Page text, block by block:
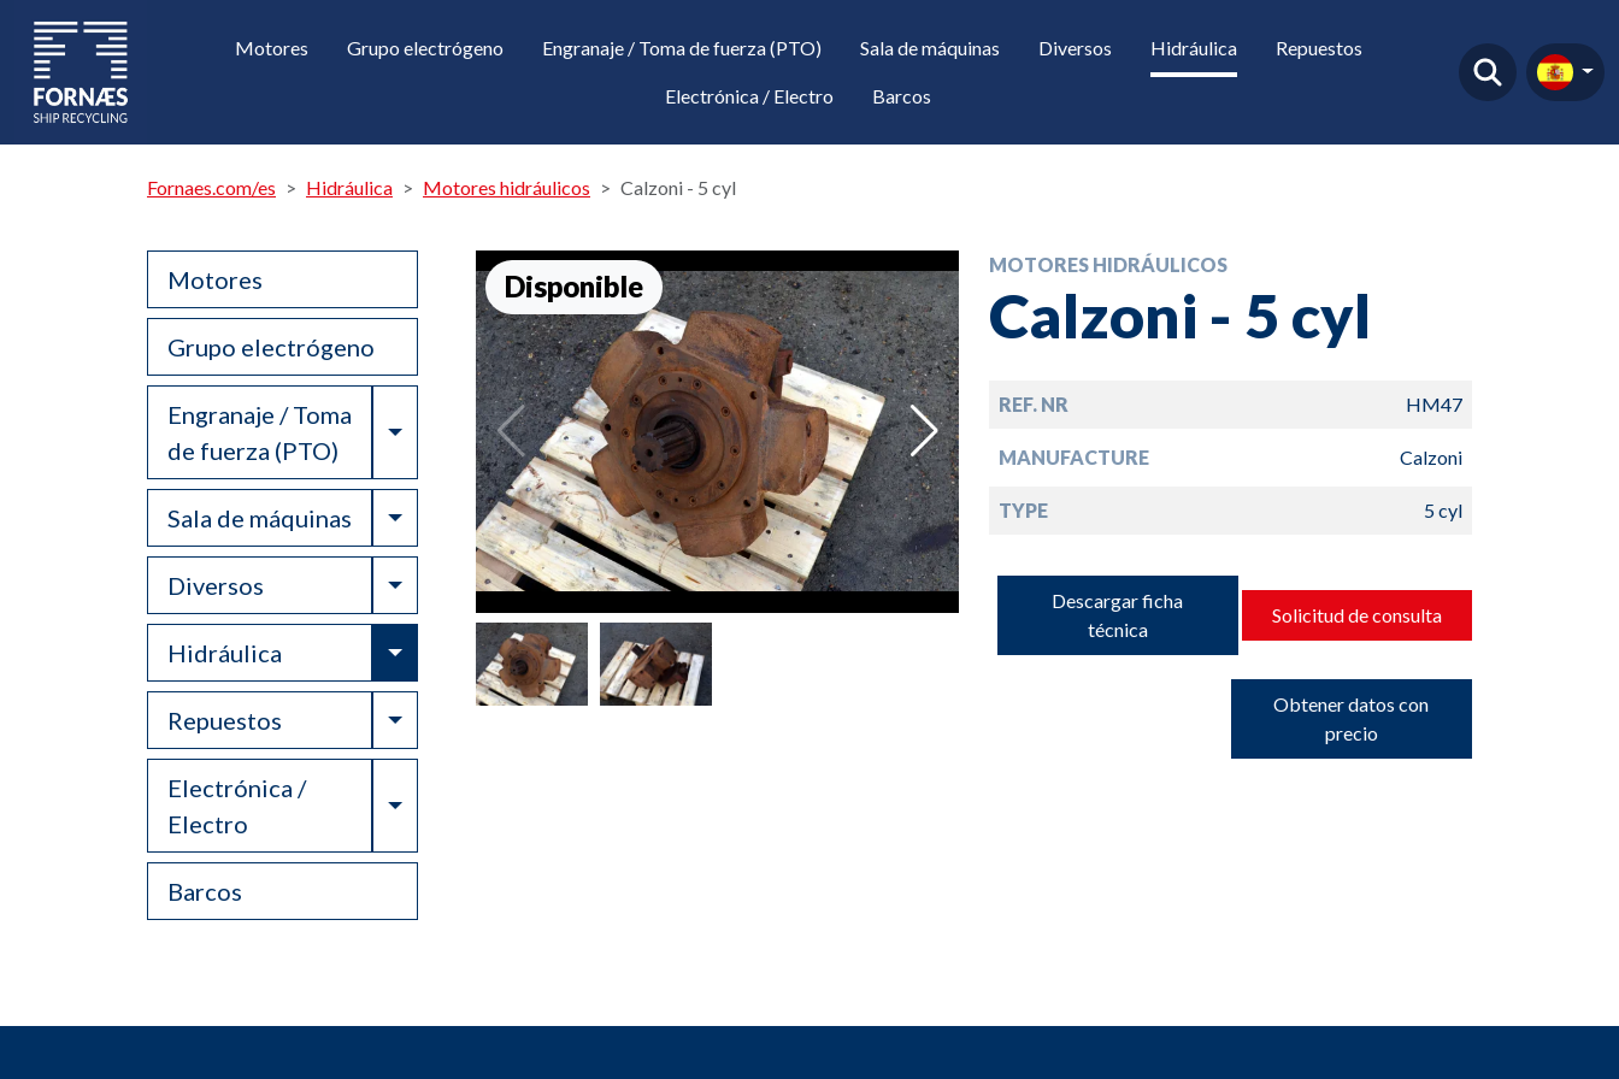
Motores Grupo electrógeno Engranaje / Toma de fuerza (PTO) Sala de máquinas Diversos Hidráulica Repuestos
Electrónica / Electro Barcos
Fornaes.com/es Hidráulica Motores hidráulicos Calzoni - 5 cyl
Motores
Grupo electrógeno
Engranaje / Toma
de fuerza (PTO)
Toggle Dropdown
Sala de máquinas Toggle Dropdown
Diversos Toggle Dropdown
Hidráulica Toggle Dropdown
Repuestos Toggle Dropdown
Electrónica /
Electro
Toggle Dropdown
Barcos
Disponible
MOTORES HIDRÁULICOS
Calzoni - 5 cyl
REF. NR HM47
MANUFACTURE Calzoni
TYPE 5 cyl
Descargar ficha
técnica
Solicitud de consulta
Obtener datos con
precio